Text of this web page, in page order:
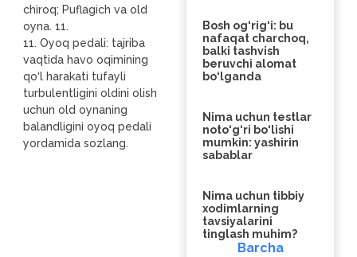
chiroq; Puflagich va old
oyna. 11.
11. Oyoq pedali: tajriba
vaqtida havo oqimining
qo‘l harakati tufayli
turbulentligini oldini olish
uchun old oynaning
balandligini oyoq pedali
yordamida sozlang.
Bosh og‘rig‘i: bu
nafaqat charchoq,
balki tashvish
beruvchi alomat
bo‘lganda
Nima uchun testlar
noto‘g‘ri bo‘lishi
mumkin: yashirin
sabablar
Nima uchun tibbiy
xodimlarning
tavsiyalarini
tinglash muhim?
Barcha